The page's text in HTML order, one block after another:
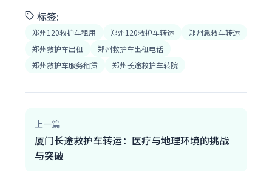
标签:
郑州120救护车租用 郑州120救护车转运
郑州急救车转运
郑州救护车出租
郑州救护车出租电话
郑州救护车服务租赁
郑州长途救护车转院
上一篇
厦门长途救护车转运：医疗与地理环境的挑战
与突破